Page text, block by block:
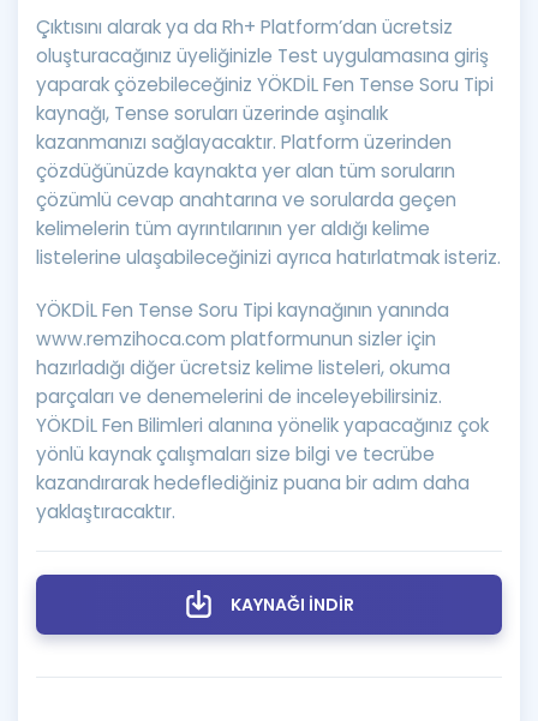
Çıktısını alarak ya da Rh+ Platform’dan ücretsiz
oluşturacağınız üyeliğinizle Test uygulamasına giriş
yaparak çözebileceğiniz YÖKDİL Fen Tense Soru Tipi
kaynağı, Tense soruları üzerinde aşinalık
kazanmanızı sağlayacaktır. Platform üzerinden
çözdüğünüzde kaynakta yer alan tüm soruların
çözümlü cevap anahtarına ve sorularda geçen
kelimelerin tüm ayrıntılarının yer aldığı kelime
listelerine ulaşabileceğinizi ayrıca hatırlatmak isteriz.
YÖKDİL Fen Tense Soru Tipi kaynağının yanında
www.remzihoca.com platformunun sizler için
hazırladığı diğer ücretsiz kelime listeleri, okuma
parçaları ve denemelerini de inceleyebilirsiniz.
YÖKDİL Fen Bilimleri alanına yönelik yapacağınız çok
yönlü kaynak çalışmaları size bilgi ve tecrübe
kazandırarak hedeflediğiniz puana bir adım daha
yaklaştıracaktır.
KAYNAĞI İNDİR